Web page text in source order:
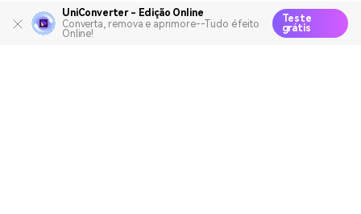
UniConverter - Edição Online
Converta, remova e aprimore--Tudo é feito
Online!
Teste
grátis